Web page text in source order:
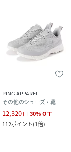
PING APPAREL
その他のシューズ・靴
12,320円 30%OFF
112ポイント(1倍)